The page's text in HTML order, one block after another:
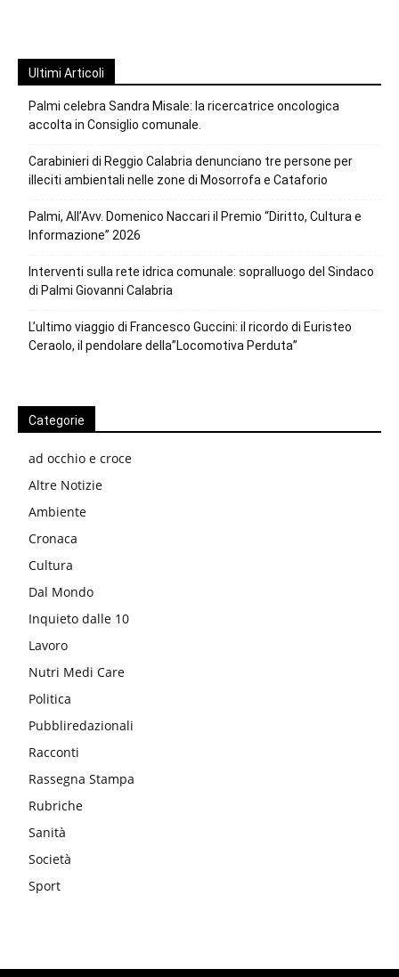
Ultimi Articoli
Palmi celebra Sandra Misale: la ricercatrice oncologica
accolta in Consiglio comunale.
Carabinieri di Reggio Calabria denunciano tre persone per
illeciti ambientali nelle zone di Mosorrofa e Cataforio
Palmi, All’Avv. Domenico Naccari il Premio “Diritto, Cultura e
Informazione” 2026
Interventi sulla rete idrica comunale: sopralluogo del Sindaco
di Palmi Giovanni Calabria
L’ultimo viaggio di Francesco Guccini: il ricordo di Euristeo
Ceraolo, il pendolare della”Locomotiva Perduta”
Categorie
ad occhio e croce
Altre Notizie
Ambiente
Cronaca
Cultura
Dal Mondo
Inquieto dalle 10
Lavoro
Nutri Medi Care
Politica
Pubbliredazionali
Racconti
Rassegna Stampa
Rubriche
Sanità
Società
Sport